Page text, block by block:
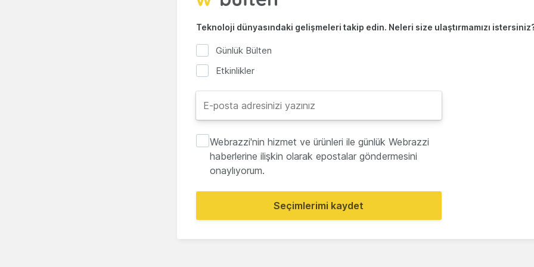
Teknoloji dünyasındaki gelişmeleri takip edin. Neleri size ulaştırmamızı
Günlük Bülten
Etkinlikler
Webrazzi'nin hizmet ve ürünleri ile günlük Webrazzi
haberlerine ilişkin olarak epostalar göndermesini
onaylıyorum.
Seçimlerimi kaydet